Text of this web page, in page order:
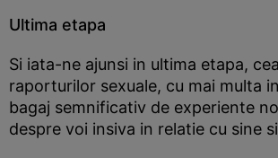
Ultima etapa
Si iata-ne ajunsi in ultima etapa,
raporturilor sexuale, cu mai multa
bagaj semnificativ de experiente
despre voi insiva in relatie cu sine